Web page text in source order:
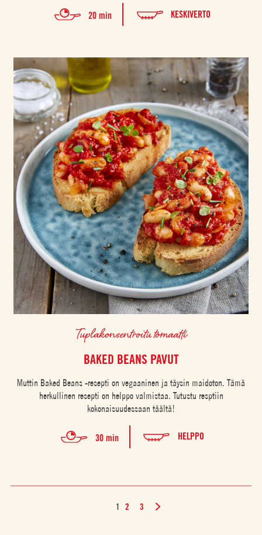
20 min KESKIVERTO
Tuplakonsentroitu tomaatti
BAKED BEANS PAVUT
Muttin Baked Beans -resepti on vegaaninen ja täysin maidoton. Tämä
herkullinen resepti on helppo valmistaa. Tutustu resptiin
kokonaisuudessaan täältä!
30 min HELPPO
1 2 3